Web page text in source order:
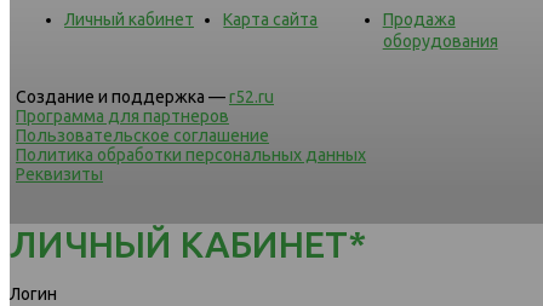
Личный кабинет Карта сайта
Продажа
оборудования
Создание и поддержка —r52.ru
Программа для партнеров
Пользовательское соглашение
Политика обработки персональных данных
Реквизиты
ЛИЧНЫЙ КАБИНЕТ*
Логин